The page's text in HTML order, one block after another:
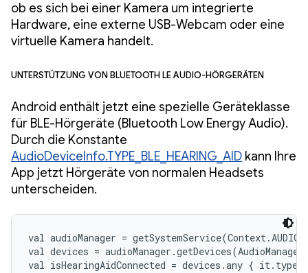
ob es sich bei einer Kamera um integrierte
Hardware, eine externe USB-Webcam oder eine
virtuelle Kamera handelt.
Unterstützung von Bluetooth LE Audio-Hörgeräten
Android enthält jetzt eine spezielle Geräteklasse
für BLE-Hörgeräte (Bluetooth Low Energy Audio).
Durch die Konstante
AudioDeviceInfo.TYPE_BLE_HEARING_AID kann Ihre
App jetzt Hörgeräte von normalen Headsets
unterscheiden.
val audioManager =
val devices =
val isHearingAidConnected = devices.any { it.type ==